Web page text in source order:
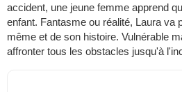
accident, une jeune femme apprend
enfant. Fantasme ou réalité, Laura va
même et de son histoire. Vulnérable
affronter tous les obstacles jusqu'à